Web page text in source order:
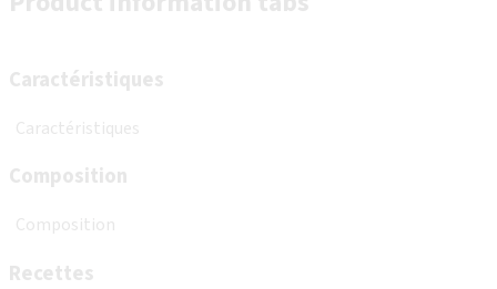
Caractéristiques
Caractéristiques
Composition
Composition
Recettes